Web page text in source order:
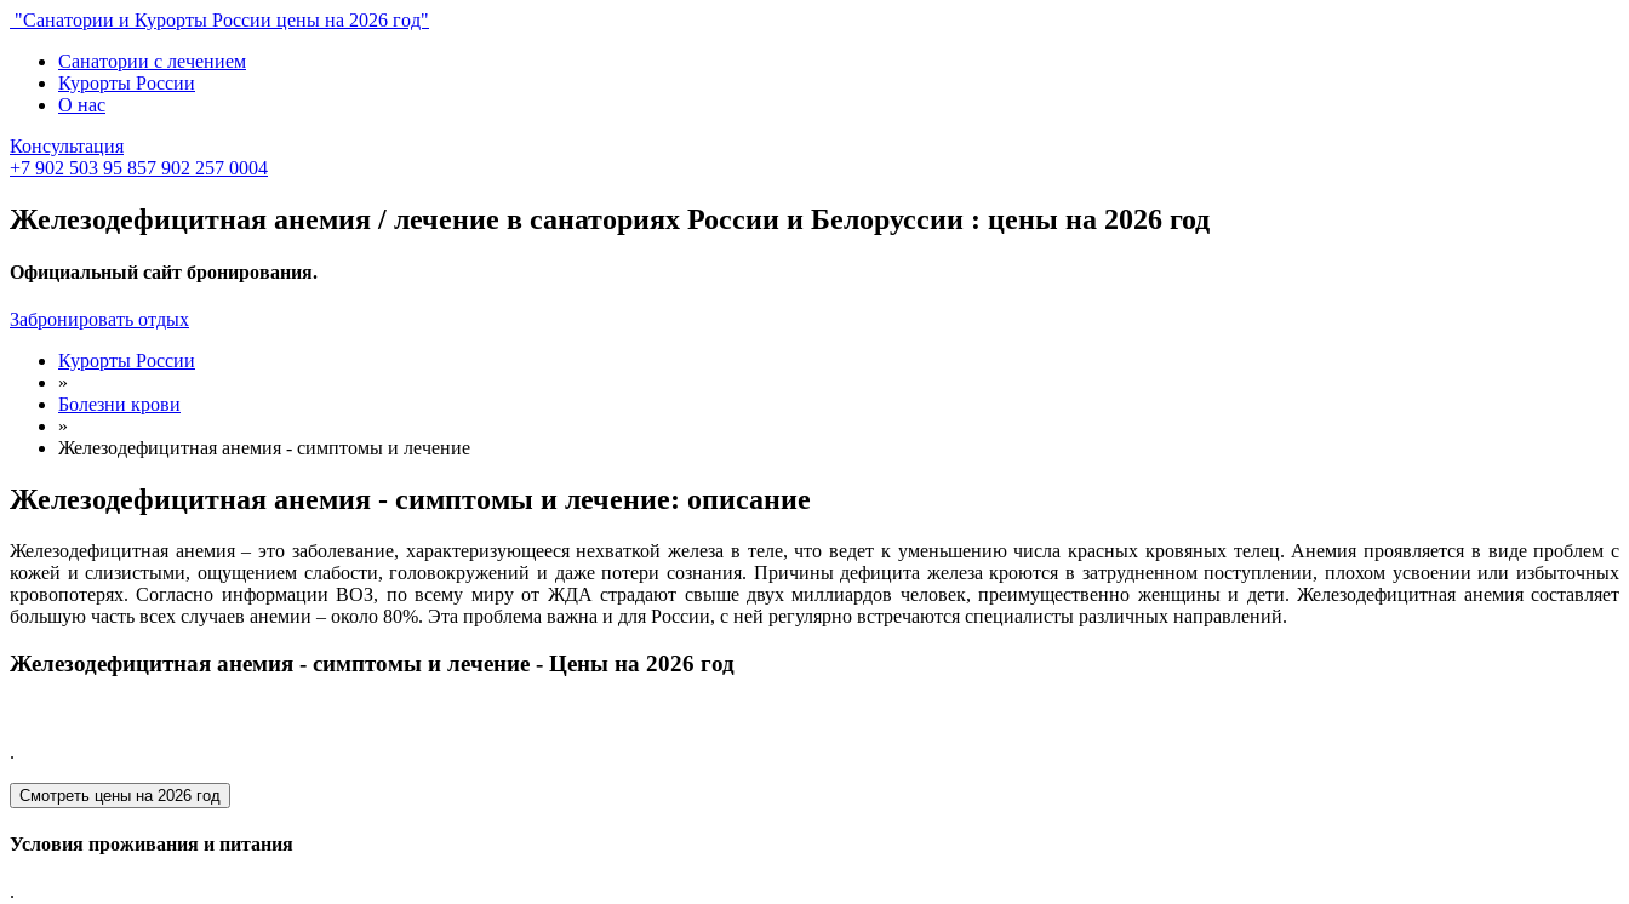
"Санатории и Курорты России цены на 2026 год"
Санатории с лечением
Курорты России
О нас
Консультация
+7 902 503 95 857 902 257 0004
Железодефицитная анемия / лечение в санаториях России и Белоруссии : цены на 2026 год
Официальный сайт бронирования.
Забронировать отдых
Курорты России
»
Болезни крови
»
Железодефицитная анемия - симптомы и лечение
Железодефицитная анемия - симптомы и лечение: описание
Железодефицитная анемия – это заболевание, характеризующееся нехваткой железа в теле, что ведет к уменьшению числа красных кровяных телец. Анемия проявляется в виде проблем с
кожей и слизистыми, ощущением слабости, головокружений и даже потери сознания. Причины дефицита железа кроются в затрудненном поступлении, плохом усвоении или избыточных
кровопотерях. Согласно информации ВОЗ, по всему миру от ЖДА страдают свыше двух миллиардов человек, преимущественно женщины и дети. Железодефицитная анемия составляет
большую часть всех случаев анемии – около 80%. Эта проблема важна и для России, с ней регулярно встречаются специалисты различных направлений.
Железодефицитная анемия - симптомы и лечение - Цены на 2026 год
.
Смотреть цены на 2026 год
Условия проживания и питания
.